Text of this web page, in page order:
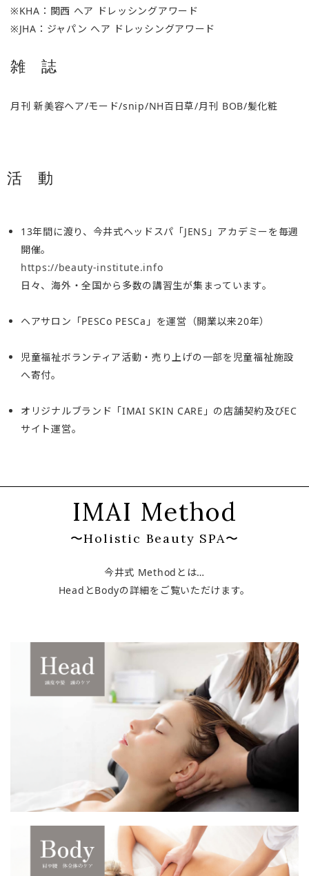
※KHA：関西 へア ドレッシングアワード
※JHA：ジャパン へア ドレッシングアワード
雑 誌
月刊 新美容ヘア/モード/snip/NH百日草/月刊 BOB/髪化粧
活 動
13年間に渡り、今井式ヘッドスパ「JENS」アカデミーを毎週
開催。
https://beauty-institute.info
日々、海外・全国から多数の講習生が集まっています。
ヘアサロン「PESCo PESCa」を運営（開業以来20年）
児童福祉ボランティア活動・売り上げの一部を児童福祉施設
へ寄付。
オリジナルブランド「IMAI SKIN CARE」の店舗契約及びEC
サイト運営。
IMAI Method
〜Holistic Beauty SPA〜
今井式 Methodとは…
HeadとBodyの詳細をご覧いただけます。